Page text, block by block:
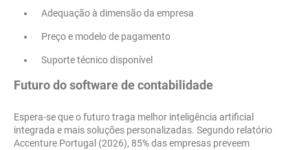
Adequação à dimensão da empresa
Preço e modelo de pagamento
Suporte técnico disponível
Futuro do software de contabilidade
Espera-se que o futuro traga melhor inteligência artificial
integrada e mais soluções personalizadas. Segundo relatório
Accenture Portugal (2026), 85% das empresas preveem